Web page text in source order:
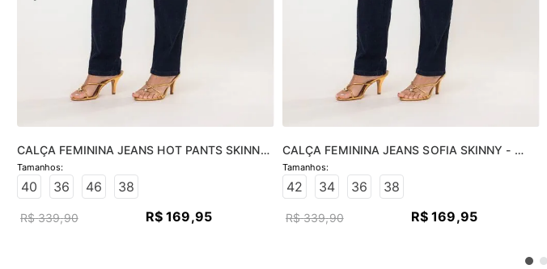
CALÇA FEMININA JEANS HOT PANTS SKINNY
- JEANS ESCURO
40 36 46 38
R$ 339,90 R$ 169,95
CALÇA FEMININA JEANS SOFIA SKINNY -
JEANS ESCURO
42 34 36 38
R$ 339,90 R$ 169,95